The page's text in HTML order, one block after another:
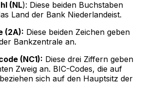
(NL): Diese beiden Buchstaben
Land der Bank Niederlandeist.
(2A): Diese beiden Zeichen geben
Bankzentrale an.
(NC1): Diese drei Ziffern geben
Zweig an. BIC-Codes, die auf
sich auf den Hauptsitz der